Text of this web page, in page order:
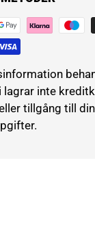
lagrar inte
tillgång till